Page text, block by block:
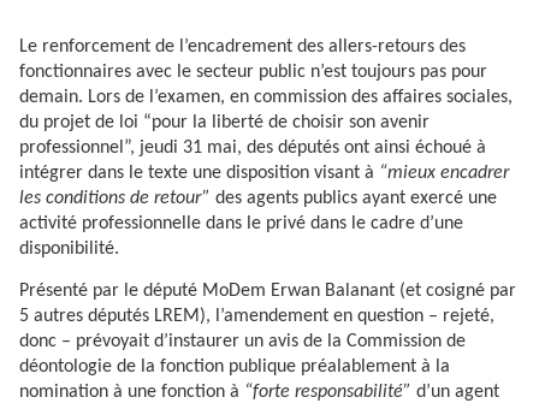
Le renforcement de l’encadrement des allers-retours des
fonctionnaires avec le secteur public n’est toujours pas pour
demain. Lors de l’examen, en commission des affaires sociales,
du projet de loi “pour la liberté de choisir son avenir
professionnel”, jeudi 31 mai, des députés ont ainsi échoué à
intégrer dans le texte une disposition visant à “mieux encadrer
les conditions de retour” des agents publics ayant exercé une
activité professionnelle dans le privé dans le cadre d’une
disponibilité.
Présenté par le député MoDem Erwan Balanant (et cosigné par
5 autres députés LREM), l’amendement en question – rejeté,
donc – prévoyait d’instaurer un avis de la Commission de
déontologie de la fonction publique préalablement à la
nomination à une fonction à “forte responsabilité” d’un agent